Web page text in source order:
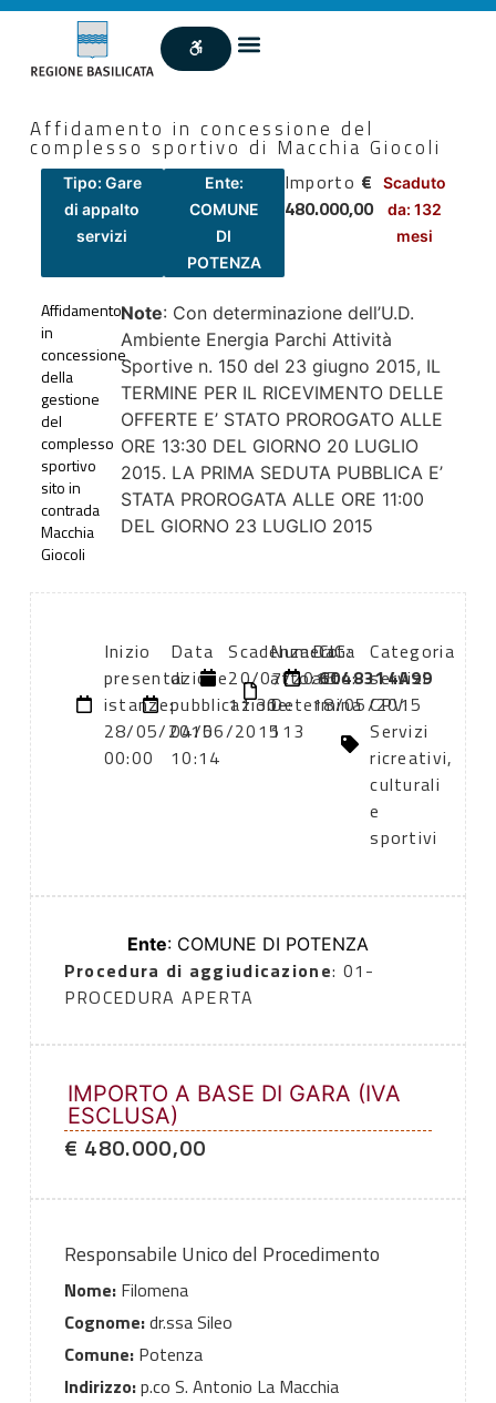
Affidamento in concessione del
complesso sportivo di Macchia Giocoli
Tipo: Gare
di appalto
servizi
Ente:
COMUNE
DI
POTENZA
Importo €
480.000,00
Scaduto
da: 132
mesi
Affidamento
in
concessione
della
gestione
del
complesso
sportivo
sito in
contrada
Macchia
Giocoli
Note: Con determinazione dell’U.D.
Ambiente Energia Parchi Attività
Sportive n. 150 del 23 giugno 2015, IL
TERMINE PER IL RICEVIMENTO DELLE
OFFERTE E’ STATO PROROGATO ALLE
ORE 13:30 DEL GIORNO 20 LUGLIO
2015. LA PRIMA SEDUTA PUBBLICA E’
STATA PROROGATA ALLE ORE 11:00
DEL GIORNO 23 LUGLIO 2015
Inizio
presentazione
istanze:
28/05/2015
00:00
Data
di
pubblicazione:
04/06/2015
10:14
Scadenza:
20/07/2015
11:30
Numero
atto:
Determina
113
Data
atto:
18/05/2015
CIG:
6048314A99
Categoria
servizi
CPV:
Servizi
ricreativi,
culturali
e
sportivi
Ente: COMUNE DI POTENZA
Procedura di aggiudicazione: 01-
PROCEDURA APERTA
IMPORTO A BASE DI GARA (IVA
ESCLUSA)
€ 480.000,00
Responsabile Unico del Procedimento
Nome:Filomena
Cognome:dr.ssa Sileo
Comune:Potenza
Indirizzo:p.co S. Antonio La Macchia